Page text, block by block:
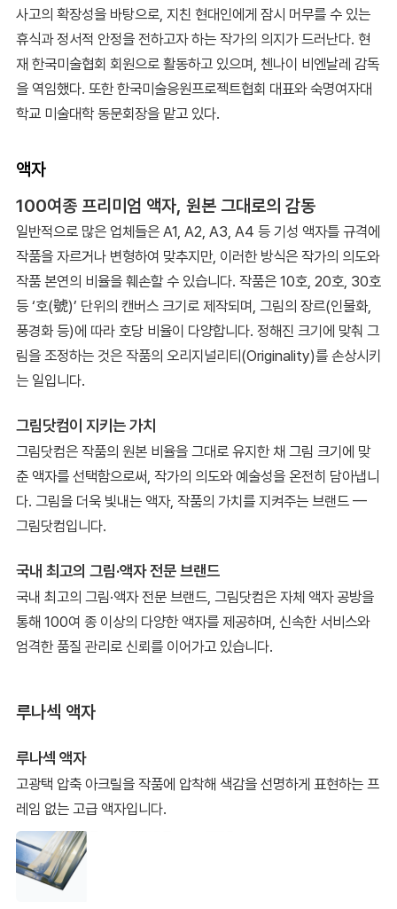
사고의 확장성을 바탕으로, 지친 현대인에게 잠시 머무를 수 있는
휴식과 정서적 안정을 전하고자 하는 작가의 의지가 드러난다. 현
재 한국미술협회 회원으로 활동하고 있으며, 첸나이 비엔날레 감독
을 역임했다. 또한 한국미술응원프로젝트협회 대표와 숙명여자대
학교 미술대학 동문회장을 맡고 있다.
액자
100여종 프리미엄 액자, 원본 그대로의 감동
일반적으로 많은 업체들은 A1, A2, A3, A4 등 기성 액자틀 규격에
작품을 자르거나 변형하여 맞추지만, 이러한 방식은 작가의 의도와
작품 본연의 비율을 훼손할 수 있습니다. 작품은 10호, 20호, 30호
등 ‘호(號)’ 단위의 캔버스 크기로 제작되며, 그림의 장르(인물화,
풍경화 등)에 따라 호당 비율이 다양합니다. 정해진 크기에 맞춰 그
림을 조정하는 것은 작품의 오리지널리티(Originality)를 손상시키
는 일입니다.
그림닷컴이 지키는 가치
그림닷컴은 작품의 원본 비율을 그대로 유지한 채 그림 크기에 맞
춘 액자를 선택함으로써, 작가의 의도와 예술성을 온전히 담아냅니
다. 그림을 더욱 빛내는 액자, 작품의 가치를 지켜주는 브랜드 —
그림닷컴입니다.
국내 최고의 그림·액자 전문 브랜드
국내 최고의 그림·액자 전문 브랜드, 그림닷컴은 자체 액자 공방을
통해 100여 종 이상의 다양한 액자를 제공하며, 신속한 서비스와
엄격한 품질 관리로 신뢰를 이어가고 있습니다.
루나섹 액자
루나섹 액자
고광택 압축 아크릴을 작품에 압착해 색감을 선명하게 표현하는 프
레임 없는 고급 액자입니다.